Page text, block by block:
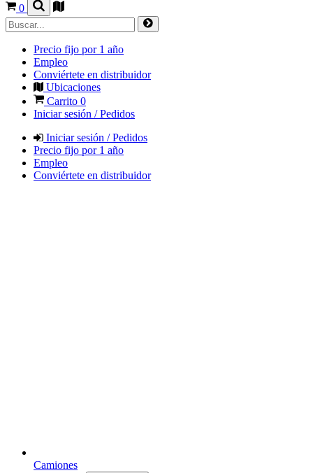
0
Precio fijo por 1 año
Empleo
Conviértete en distribuidor
Ubicaciones
Carrito 0
Iniciar sesión / Pedidos
Iniciar sesión / Pedidos
Precio fijo por 1 año
Empleo
Conviértete en distribuidor
Camiones